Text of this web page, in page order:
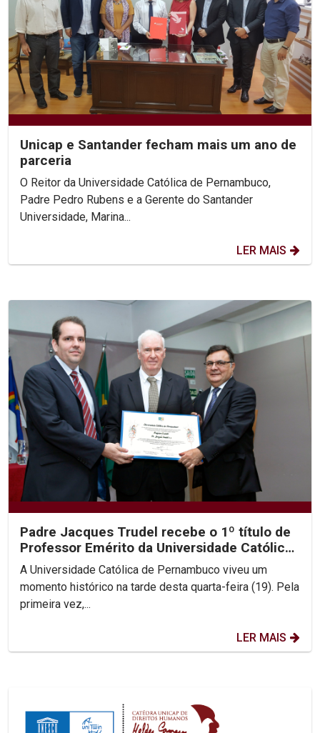
Unicap e Santander fecham mais um ano de
parceria
O Reitor da Universidade Católica de Pernambuco,
Padre Pedro Rubens e a Gerente do Santander
Universidade, Marina...
LER MAIS
Padre Jacques Trudel recebe o 1º título de
Professor Emérito da Universidade Católica
de Pernambuco
A Universidade Católica de Pernambuco viveu um
momento histórico na tarde desta quarta-feira (19). Pela
primeira vez,...
LER MAIS